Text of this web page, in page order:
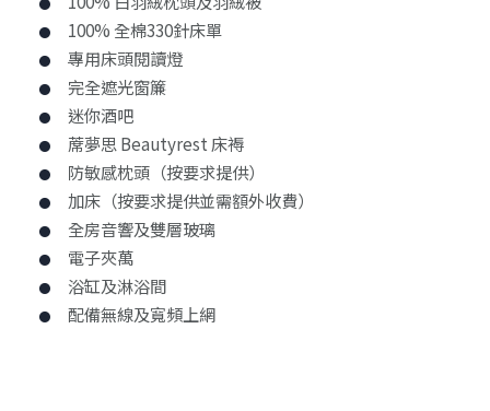
100% 全棉330針床單
專用床頭閱讀燈
完全遮光窗簾
迷你酒吧
蓆夢思 Beautyrest 床褥
防敏感枕頭（按要求提供）
加床（按要求提供並需額外收費）
全房音響及雙層玻璃
電子夾萬
浴缸及淋浴間
配備無線及寬頻上網